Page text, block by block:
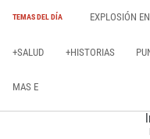
TEMAS DEL DÍA EXPLOSIÓN
+SALUD +HISTORIAS
MAS E